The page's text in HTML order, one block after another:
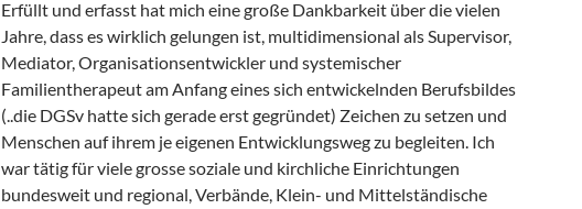
Erfüllt und erfasst hat mich eine große Dankbarkeit über die vielen
Jahre, dass es wirklich gelungen ist, multidimensional als Supervisor,
Mediator, Organisationsentwickler und systemischer
Familientherapeut am Anfang eines sich entwickelnden Berufsbildes
(..die DGSv hatte sich gerade erst gegründet) Zeichen zu setzen und
Menschen auf ihrem je eigenen Entwicklungsweg zu begleiten. Ich
war tätig für viele grosse soziale und kirchliche Einrichtungen
bundesweit und regional, Verbände, Klein- und Mittelständische